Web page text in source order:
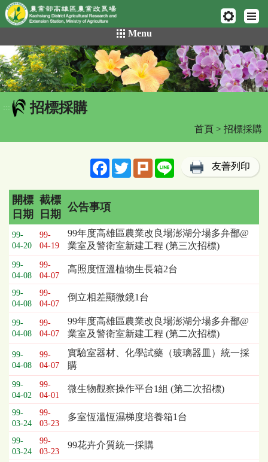
網頁置頂
到
主
要
內
容
區
Menu
::: 招標採購
首頁 > 招標採購
FacebookTwitterPlurk Line 友善列印
招
標
採
購
列
表，
欄
位
依
序
為：
開
標
日
期、
截
標
日
期、
開標
日期
截標
日期
公告事項
99-
04-20
99-
04-19
99年度高雄區農業改良場澎湖分場多弁鄑@
業室及警衛室新建工程 (第三次招標)
99-
04-08
99-
04-07
高照度恆溫植物生長箱2台
99-
04-08
99-
04-07
倒立相差顯微鏡1台
99-
04-08
99-
04-07
99年度高雄區農業改良場澎湖分場多弁鄑@
業室及警衛室新建工程 (第二次招標)
99-
04-08
99-
04-07
實驗室器材、化學試藥（玻璃器皿）統一採
購
99-
04-02
99-
04-01
微生物觀察操作平台1組 (第二次招標)
99-
03-24
99-
03-23
多室恆溫恆濕梯度培養箱1台
99-
03-24
99-
03-23
99花卉介質統一採購